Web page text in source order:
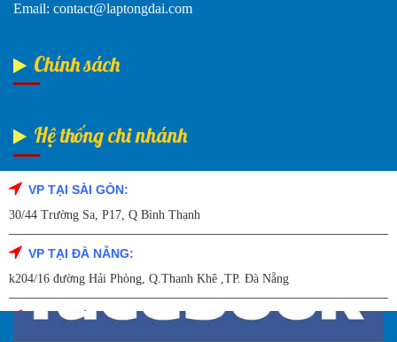
Email: contact@laptongdai.com
Chính sách
Hệ thống chi nhánh
VP TẠI SÀI GÒN:
30/44 Trường Sa, P17, Q Bình Thạnh
VP TẠI ĐÀ NẴNG:
k204/16 đường Hải Phòng, Q.Thanh Khê ,TP. Đà Nẵng
VP TẠI HẢI DƯƠNG:
Fanpage Facebook